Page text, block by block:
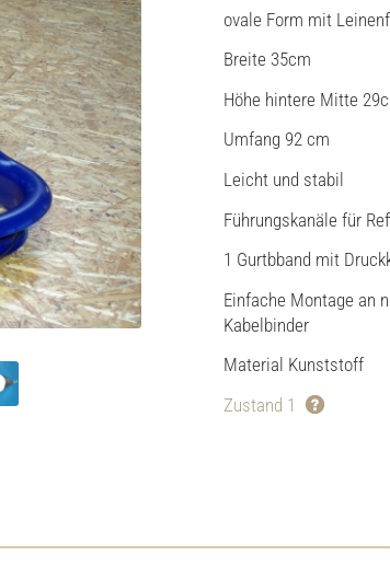
ovale Form mit
Breite 35cm
Höhe hintere Mitte
Umfang 92 cm
Leicht und stabil
Führungskanäle für
1 Gurtbband mit
Einfache Montage an
Kabelbinder
Material Kunststoff
Zustand 1